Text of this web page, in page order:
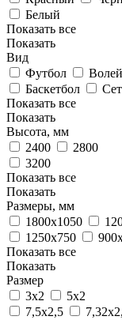
Белый
Показать все
Показать
Вид
Футбол
Баскетбол
Показать все
Показать
Высота, мм
2400
2800
3200
Показать все
Показать
Размеры, мм
1800х1050
1250х750
Показать все
Показать
Размер
3х2
5х2
7,5х2,5